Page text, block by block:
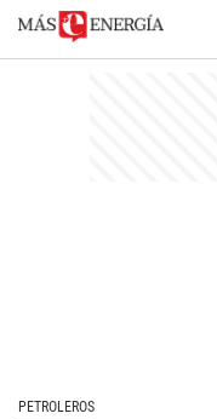
PETROLEROS